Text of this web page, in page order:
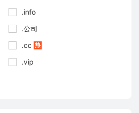
.info
.公司
.cc
.vip